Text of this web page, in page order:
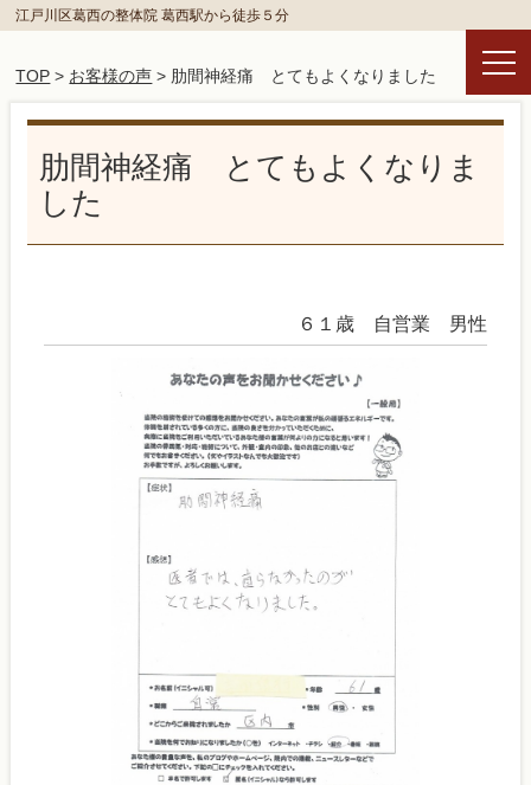
江戸川区葛西の整体院 葛西駅から徒歩５分
TOP > お客様の声 > 肋間神経痛 とてもよくなりました
肋間神経痛 とてもよくなりま
した
６１歳 自営業 男性